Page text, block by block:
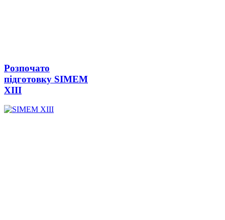
Розпочато
підготовку SIMEM
ХІІІ